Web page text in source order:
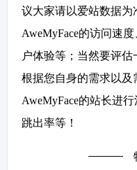
议大家请以爱站数据为
AweMyFace的访问速
户体验等；当然要评
根据您自身的需求以
AweMyFace的站长进
跳出率等！